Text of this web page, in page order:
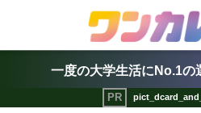
一度の大学生活にNo.1の